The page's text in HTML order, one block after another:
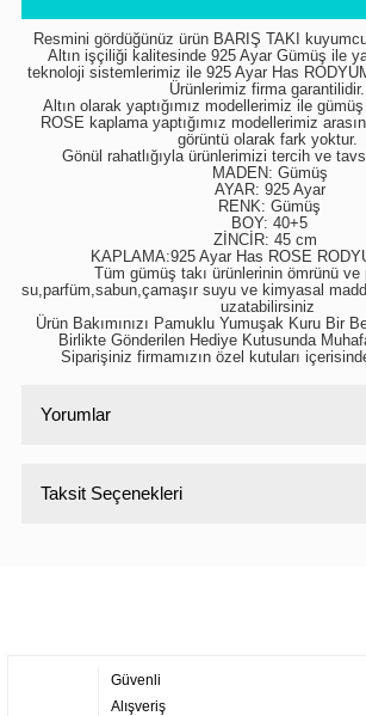
Resmini gördüğünüz ürün BARIŞ TAKI
Altın işçiliği kalitesinde 925 Ayar Gümüş ile
teknoloji sistemlerimiz ile 925 Ayar Has
Ürünlerimiz firma garantilidir.
ROSE kaplama yaptığımız modellerimiz
görüntü olarak fark yoktur.
Gönül rahatlığıyla ürünlerimizi tercih ve
MADEN: Gümüş
AYAR: 925 Ayar
RENK: Gümüş
BOY: 40+5
ZİNCİR: 45 cm
KAPLAMA:925 Ayar Has ROSE
su,parfüm,sabun,çamaşır suyu ve kimyasal
uzatabilirsiniz
Birlikte Gönderilen Hediye Kutusunda
Siparişiniz firmamızın özel kutuları
Yorumlar
Taksit Seçenekleri
Güvenli
Alışveriş